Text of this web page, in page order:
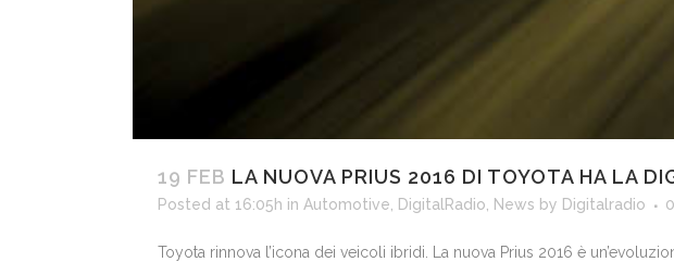
19 FEB LA NUOVA PRIUS 2016 DI TOYOTA HA LA
Posted at 16:05h in Automotive DigitalRadio News by Digitalradio
Toyota rinnova l’icona dei veicoli ibridi. La nuova Prius 2016 è